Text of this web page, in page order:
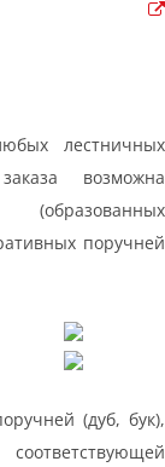
лестничных
возможна
поручней
(дуб, бук),